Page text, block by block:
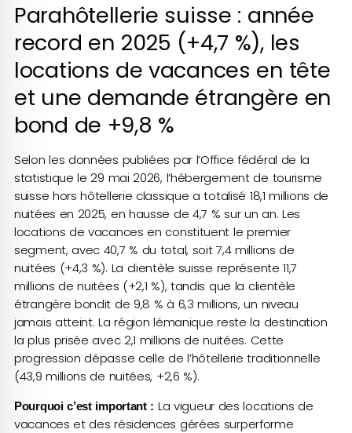
Parahôtellerie suisse : année
record en 2025 (+4,7 %), les
locations de vacances en tête
et une demande étrangère en
bond de +9,8 %
Selon les données publiées par l’Office fédéral de la
statistique le 29 mai 2026, l’hébergement de tourisme
suisse hors hôtellerie classique a totalisé 18,1 millions de
nuitées en 2025, en hausse de 4,7 % sur un an. Les
locations de vacances en constituent le premier
segment, avec 40,7 % du total, soit 7,4 millions de
nuitées (+4,3 %). La clientèle suisse représente 11,7
millions de nuitées (+2,1 %), tandis que la clientèle
étrangère bondit de 9,8 % à 6,3 millions, un niveau
jamais atteint. La région lémanique reste la destination
la plus prisée avec 2,1 millions de nuitées. Cette
progression dépasse celle de l’hôtellerie traditionnelle
(43,9 millions de nuitées, +2,6 %).
Pourquoi c’est important : La vigueur des locations de
vacances et des résidences gérées surperforme